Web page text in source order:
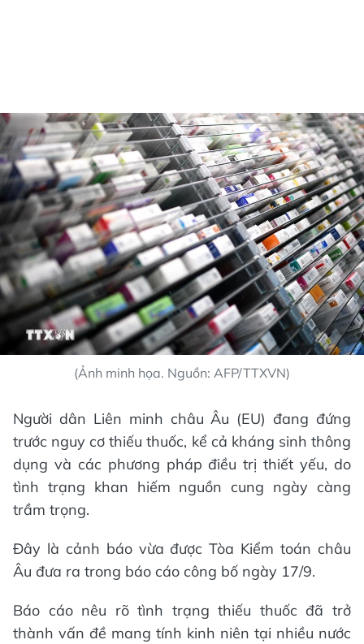
(Ảnh minh họa. Nguồn: AFP/TTXVN)
Người dân Liên minh châu Âu (EU) đang đứng
trước nguy cơ thiếu thuốc, kể cả kháng sinh thông
dụng và các phương pháp điều trị thiết yếu, do
tình trạng khan hiếm nguồn cung ngày càng
trầm trọng.
Đây là cảnh báo vừa được Tòa Kiểm toán châu
Âu đưa ra trong báo cáo công bố ngày 17/9.
Báo cáo nêu rõ tình trạng thiếu thuốc đã trở
thành vấn đề mang tính kinh niên tại nhiều nước